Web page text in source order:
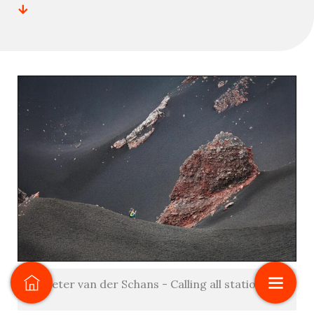
Peter van der Schans - Calling all stations